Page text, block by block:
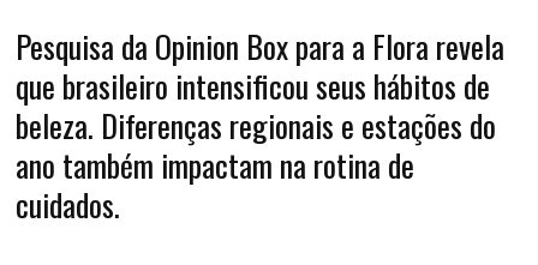
Pesquisa da Opinion Box para a Flora revela
que brasileiro intensificou seus hábitos de
beleza. Diferenças regionais e estações do
ano também impactam na rotina de
cuidados.